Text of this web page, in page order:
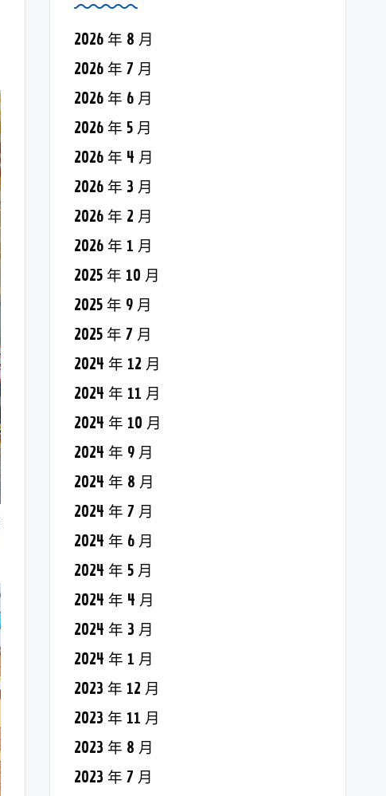
2026 年 8 月
2026 年 7 月
2026 年 6 月
2026 年 5 月
2026 年 4 月
2026 年 3 月
2026 年 2 月
2026 年 1 月
2025 年 10 月
2025 年 9 月
2025 年 7 月
2024 年 12 月
2024 年 11 月
2024 年 10 月
2024 年 9 月
2024 年 8 月
2024 年 7 月
2024 年 6 月
2024 年 5 月
2024 年 4 月
2024 年 3 月
2024 年 1 月
2023 年 12 月
2023 年 11 月
2023 年 8 月
2023 年 7 月